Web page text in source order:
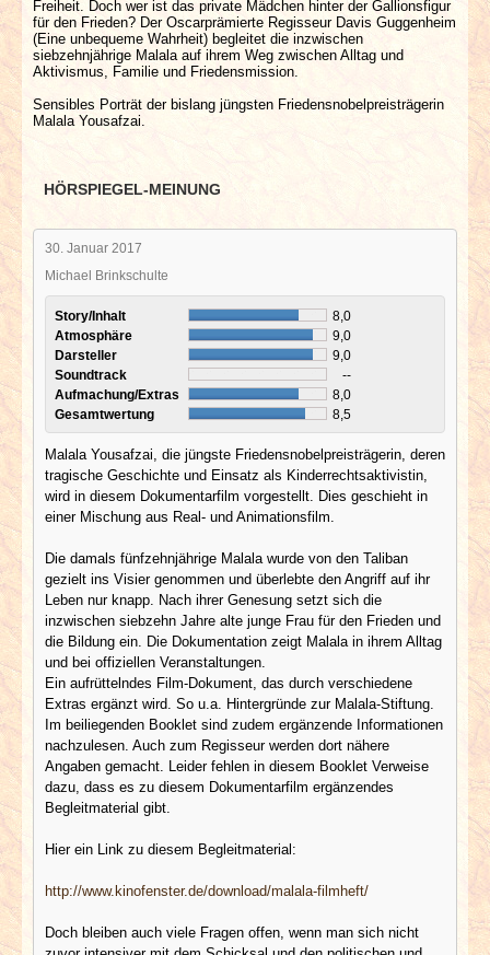
Freiheit. Doch wer ist das private Mädchen hinter der Gallionsfigur
für den Frieden? Der Oscarprämierte Regisseur Davis Guggenheim
(Eine unbequeme Wahrheit) begleitet die inzwischen
siebzehnjährige Malala auf ihrem Weg zwischen Alltag und
Aktivismus, Familie und Friedensmission.
Sensibles Porträt der bislang jüngsten Friedensnobelpreisträgerin
Malala Yousafzai.
HÖRSPIEGEL-MEINUNG
30. Januar 2017
Michael Brinkschulte
Story/Inhalt
8,0
Atmosphäre
9,0
Darsteller
9,0
Soundtrack
--
Aufmachung/Extras
8,0
Gesamtwertung
8,5
Malala Yousafzai, die jüngste Friedensnobelpreisträgerin, deren
tragische Geschichte und Einsatz als Kinderrechtsaktivistin,
wird in diesem Dokumentarfilm vorgestellt. Dies geschieht in
einer Mischung aus Real- und Animationsfilm.
Die damals fünfzehnjährige Malala wurde von den Taliban
gezielt ins Visier genommen und überlebte den Angriff auf ihr
Leben nur knapp. Nach ihrer Genesung setzt sich die
inzwischen siebzehn Jahre alte junge Frau für den Frieden und
die Bildung ein. Die Dokumentation zeigt Malala in ihrem Alltag
und bei offiziellen Veranstaltungen.
Ein aufrüttelndes Film-Dokument, das durch verschiedene
Extras ergänzt wird. So u.a. Hintergründe zur Malala-Stiftung.
Im beiliegenden Booklet sind zudem ergänzende Informationen
nachzulesen. Auch zum Regisseur werden dort nähere
Angaben gemacht. Leider fehlen in diesem Booklet Verweise
dazu, dass es zu diesem Dokumentarfilm ergänzendes
Begleitmaterial gibt.
Hier ein Link zu diesem Begleitmaterial:
http://www.kinofenster.de/download/malala-filmheft/
Doch bleiben auch viele Fragen offen, wenn man sich nicht